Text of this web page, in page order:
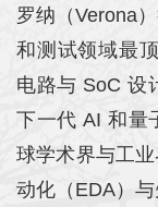
罗纳（Verona
和测试领域最
电路与 SoC 设
下一代 AI 和量
球学术界与工
动化（EDA）与